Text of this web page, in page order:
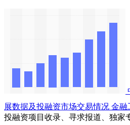
展数据及投融资市场交易情况 金融
投融资项目收录、寻求报道、独家